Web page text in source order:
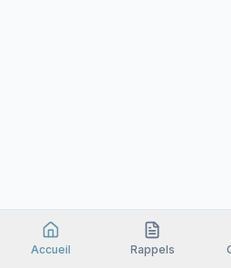
Accueil Rappels